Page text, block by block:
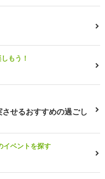
もう！
せるおすすめの過ごし
イベントを探す